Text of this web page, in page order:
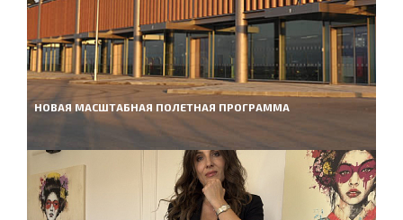
НОВАЯ МАСШТАБНАЯ ПОЛЕТНАЯ ПРОГРАММА